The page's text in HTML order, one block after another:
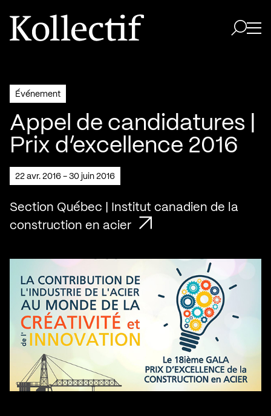
Aller à la page d'accueil
Logo Kollectif
Événement
Appel de candidatures |
Prix d’excellence 2016
22 avr. 2016 - 30 juin 2016
Section Québec | Institut canadien de la
construction en acier